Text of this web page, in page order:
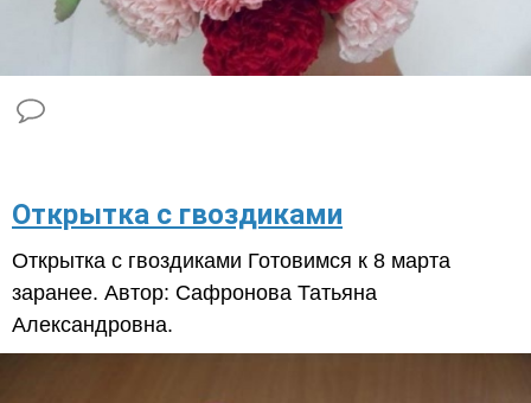
​Открытка с гвоздиками
Открытка с гвоздиками Готовимся к 8 марта
заранее. Автор: Сафронова Татьяна
Александровна.